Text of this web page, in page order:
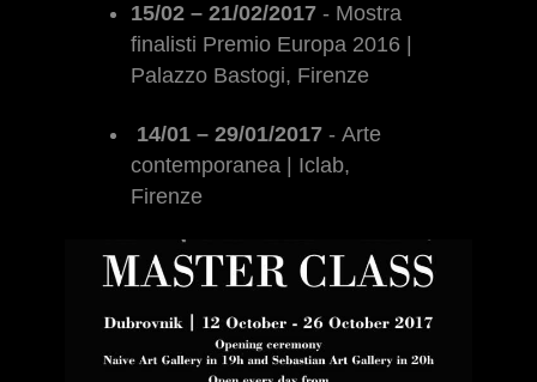
15/02 – 21/02/2017 - Mostra
finalisti Premio Europa 2016 |
Palazzo Bastogi, Firenze
14/01 – 29/01/2017 -Arte
contemporanea | Iclab,
Firenze